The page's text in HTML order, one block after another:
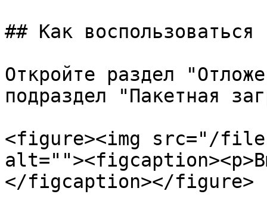
## Как воспользоваться
Откройте раздел
подраздел "Пакетная
<figure><img src="/files/
</figcaption></figure>